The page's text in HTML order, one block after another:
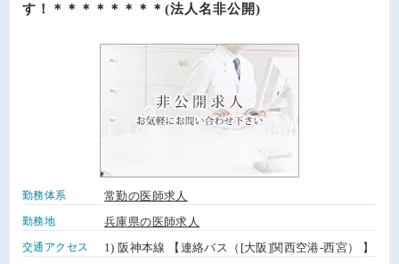
す！＊＊＊＊＊＊＊＊(法人名非公開)
勤務体系 常勤の医師求人
勤務地 兵庫県の医師求人
交通アクセス 1) 阪神本線 【連絡バス（[大阪]関西空港-西宮） 】